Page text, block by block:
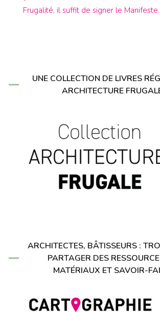
Frugalité, il suffit de signer le
UNE COLLECTION DE LIVRES
ARCHITECTURE
ARCHITECTES, BÂTISSEURS :
PARTAGER DES
MATÉRIAUX ET SAVOIR-